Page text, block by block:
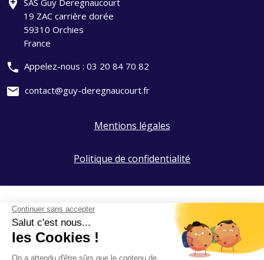
add_location SAS Guy Deregnaucourt
19 ZAC carrière dorée
59310 Orchies
France
phone Appelez-nous : 03 20 84 70 82
mail contact@guy-deregnaucourt.fr
Mentions légales
Politique de confidentialité